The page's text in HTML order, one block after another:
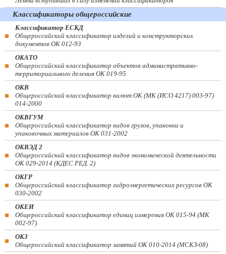
Классификаторы общероссийские
Классификатор ЕСКД
Общероссийский классификатор изделий и конструкторских
документов ОК 012-93
ОКАТО
Общероссийский классификатор объектов административно-
территориального деления ОК 019-95
ОКВ
Общероссийский классификатор валют ОК (МК (ИСО 4217) 003-97)
014-2000
ОКВГУМ
Общероссийский классификатор видов грузов, упаковки и
упаковочных материалов ОК 031-2002
ОКВЭД 2
Общероссийский классификатор видов экономической деятельности
ОК 029-2014 (КДЕС РЕД. 2)
ОКГР
Общероссийский классификатор гидроэнергетических ресурсов ОК
030-2002
ОКЕИ
Общероссийский классификатор единиц измерения ОК 015-94 (МК
002-97)
ОКЗ
Общероссийский классификатор занятий ОК 010-2014 (МСКЗ-08)